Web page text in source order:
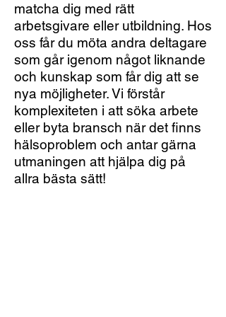
matcha dig med rätt
arbetsgivare eller utbildning. Hos
oss får du möta andra deltagare
som går igenom något liknande
och kunskap som får dig att se
nya möjligheter. Vi förstår
komplexiteten i att söka arbete
eller byta bransch när det finns
hälsoproblem och antar gärna
utmaningen att hjälpa dig på
allra bästa sätt!